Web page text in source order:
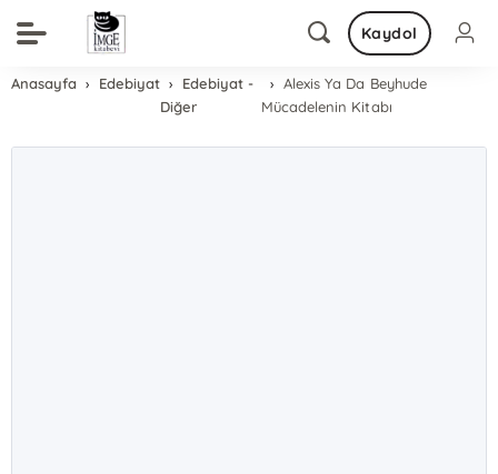
Kaydol
Anasayfa Edebiyat
Edebiyat -
Diğer
Alexis Ya Da Beyhude
Mücadelenin Kitabı